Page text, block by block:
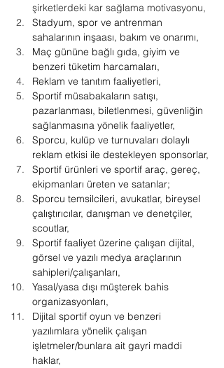
şirketlerdeki kar sağlama motivasyonu,
Stadyum, spor ve antrenman
sahalarının inşaası, bakım ve onarımı,
Maç gününe bağlı gıda, giyim ve
benzeri tüketim harcamaları,
Reklam ve tanıtım faaliyetleri,
Sportif müsabakaların satışı,
pazarlanması, biletlenmesi, güvenliğin
sağlanmasına yönelik faaliyetler,
Sporcu, kulüp ve turnuvaları dolaylı
reklam etkisi ile destekleyen sponsorlar,
Sportif ürünleri ve sportif araç, gereç,
ekipmanları üreten ve satanlar;
Sporcu temsilcileri, avukatlar, bireysel
çalıştırıcılar, danışman ve denetçiler,
scoutlar,
Sportif faaliyet üzerine çalışan dijital,
görsel ve yazılı medya araçlarının
sahipleri/çalışanları,
Yasal/yasa dışı müşterek bahis
organizasyonları,
Dijital sportif oyun ve benzeri
yazılımlara yönelik çalışan
işletmeler/bunlara ait gayri maddi
haklar,